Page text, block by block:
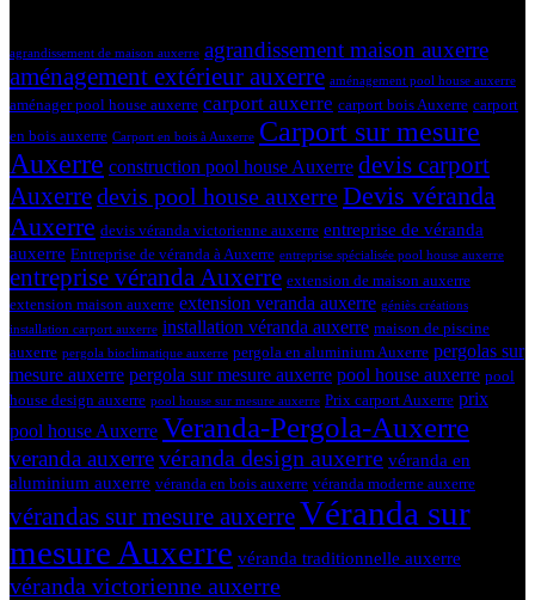
agrandissement de maison auxerre agrandissement maison auxerre
aménagement extérieur auxerre aménagement pool house auxerre
aménager pool house auxerre carport auxerre carport bois Auxerre carport
en bois auxerre Carport en bois à Auxerre Carport sur mesure
Auxerre construction pool house Auxerre devis carport
Auxerredevis pool house auxerreDevis véranda
Auxerre devis véranda victorienne auxerre entreprise de véranda
auxerre Entreprise de véranda à Auxerre entreprise spécialisée pool house auxerre
entreprise véranda Auxerre extension de maison auxerre
extension maison auxerre extension veranda auxerre géniès créations
installation carport auxerre installation véranda auxerre maison de piscine
auxerre pergola bioclimatique auxerre pergola en aluminium Auxerre pergolas sur
mesure auxerre pergola sur mesure auxerre pool house auxerre pool
house design auxerre pool house sur mesure auxerre Prix carport Auxerre prix
pool house Auxerre Veranda-Pergola-Auxerre
veranda auxerrevéranda design auxerre véranda en
aluminium auxerre véranda en bois auxerre véranda moderne auxerre
vérandas sur mesure auxerreVéranda sur
mesure Auxerre véranda traditionnelle auxerre
véranda victorienne auxerre